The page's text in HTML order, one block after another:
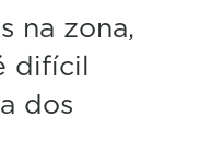
na zona,
difícil
dos